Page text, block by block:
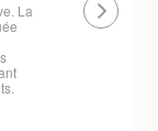
Livraison à